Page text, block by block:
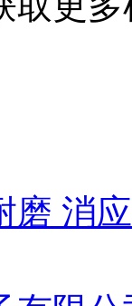
磨 消